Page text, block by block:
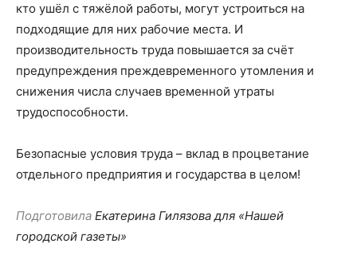
кто ушёл с тяжёлой работы, могут устроиться на
подходящие для них рабочие места. И
производительность труда повышается за счёт
предупреждения преждевременного утомления и
снижения числа случаев временной утраты
трудоспособности.
Безопасные условия труда – вклад в процветание
отдельного предприятия и государства в целом!
Подготовила Екатерина Гилязова для «Нашей
городской газеты»